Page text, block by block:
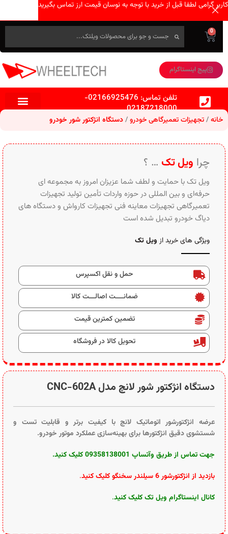
0
پیج اینستاگرام
تلفن تماس: 02166925476
-
02187218000
خانه تجهیزات تعمیرگاهی خودرو دستگاه انژکتور شور خودرو
دستگاه انژکتور شور لانچ مدل CNC-602A
عرضه انژکتورشور اتوماتیک لانچ با کیفیت برتر و قابلیت تست و
شستشوی دقیق انژکتورها برای بهینه‌سازی عملکرد موتور خودرو.
جهت تماس از طریق وآتساپ 09358138001 کلیک کنید.
بازدید از انژکتورشور 6 سیلندر سخنگو کلیک کنید
.
کانال اینستاگرام ویل تک کلیک کنید.
چرا ویل تک … ؟
ویل تک با حمایت و لطف شما عزیزان امروز به مجموعه ای
حرفه‌ای و بین‌ المللی در حوزه واردات تأمین تولید تجهیزات
تعمیرگاهی تجهیزات معاینه فنی تجهیزات کارواش و دستگاه های
دیاگ خودرو تبدیل شده است
ویژگی های خرید از ویل تک
حمل و نقل اکسپرس
ضمانــــت اصالـــت کالا
تضمین کمترین قیمت
تحویل کالا در فروشگاه
کاربر گرامی لطفا قبل از خرید با توجه به نوسان قیمت ارز تماس بگیرید